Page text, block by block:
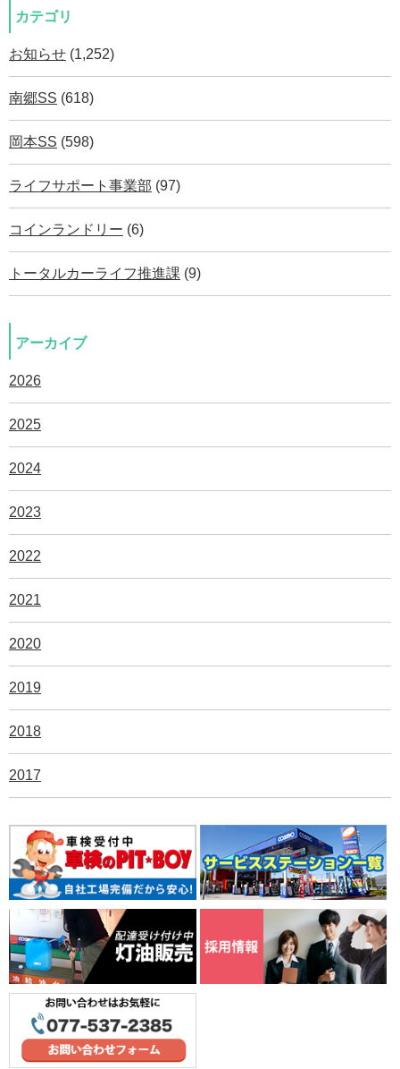
カテゴリ
お知らせ (1,252)
南郷SS (618)
岡本SS (598)
ライフサポート事業部 (97)
コインランドリー (6)
トータルカーライフ推進課 (9)
アーカイブ
2026
2025
2024
2023
2022
2021
2020
2019
2018
2017